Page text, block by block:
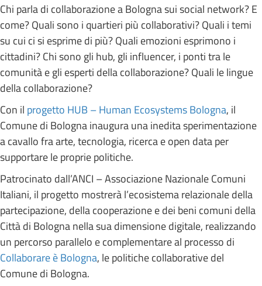
Chi parla di collaborazione a Bologna sui social network? E
come? Quali sono i quartieri più collaborativi? Quali i temi
su cui ci si esprime di più? Quali emozioni esprimono i
cittadini? Chi sono gli hub, gli influencer, i ponti tra le
comunità e gli esperti della collaborazione? Quali le lingue
della collaborazione?
Con il progetto HUB – Human Ecosystems Bologna, il
Comune di Bologna inaugura una inedita sperimentazione
a cavallo fra arte, tecnologia, ricerca e open data per
supportare le proprie politiche.
Patrocinato dall’ANCI – Associazione Nazionale Comuni
Italiani, il progetto mostrerà l’ecosistema relazionale della
partecipazione, della cooperazione e dei beni comuni della
Città di Bologna nella sua dimensione digitale, realizzando
un percorso parallelo e complementare al processo di
Collaborare è Bologna, le politiche collaborative del
Comune di Bologna.